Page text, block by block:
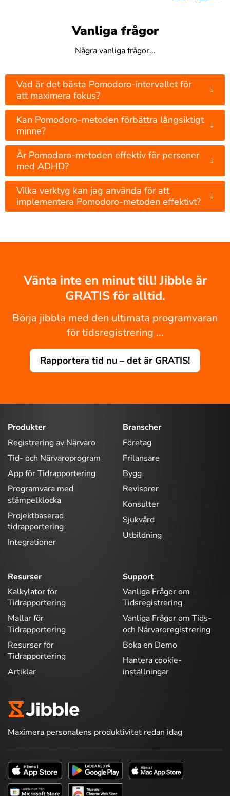
Vanliga frågor
Några vanliga frågor...
Vad är det bästa Pomodoro-intervallet för
att maximera fokus?
↓
Kan Pomodoro-metoden förbättra långsiktigt
minne?
↓
Är Pomodoro-metoden effektiv för personer
med ADHD?
↓
Vilka verktyg kan jag använda för att
implementera Pomodoro-metoden effektivt?
↓
Vänta inte en minut till! Jibble är
GRATIS för alltid.
Börja jibbla med den ultimata programvaran
för tidsregistrering ...
Rapportera tid nu – det är GRATIS!
Produkter
Registrering av Närvaro
Tid- och Närvaroprogram
App för Tidrapportering
Programvara med
stämpelklocka
Projektbaserad
tidrapportering
Integrationer
Branscher
Företag
Frilansare
Bygg
Revisorer
Konsulter
Sjukvård
Utbildning
Resurser
Kalkylator för
Tidrapportering
Mallar för
Tidrapportering
Resurser för
Tidrapportering
Artiklar
Support
Vanliga Frågor om
Tidsregistrering
Vanliga Frågor om Tids-
och Närvaroregistrering
Boka en Demo
Hantera cookie-
inställningar
Maximera personalens produktivitet redan idag